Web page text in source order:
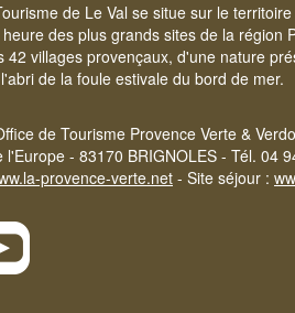
de Le Val se situe sur le
des plus grands sites de la région
42 villages provençaux, d'une nature
de la foule estivale du bord de mer.
de Tourisme Provence Verte &
l'Europe - 83170 BRIGNOLES - Tél. 04
provence-verte.net - Site séjour :